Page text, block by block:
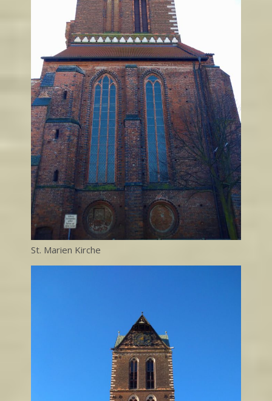
St. Marien Kirche